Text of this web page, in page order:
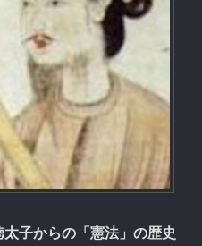
子からの「憲法」の歴史